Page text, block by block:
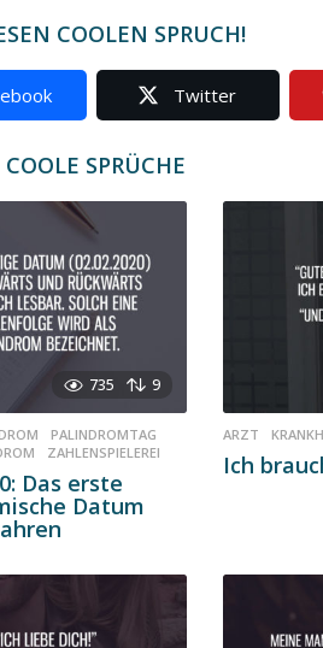
COOLEN SPRUCH!
Twitter
SPRÜCHE
735 9
,PALINDROMTAG
,ZAHLENSPIELEREI
Das erste
Datum
ARZT ,
Ich